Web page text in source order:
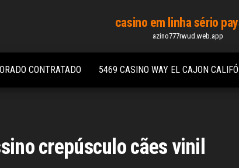
casino em linha sério
azino777rwud.web.app
CONTRATADO 5469 CASINO WAY EL CAJON
crepúsculo cães vinil